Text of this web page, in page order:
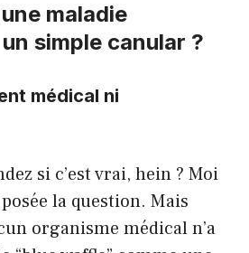
maladie
simple canular ?
médical ni
si c’est vrai, hein ? Moi
la question. Mais
organisme médical n’a